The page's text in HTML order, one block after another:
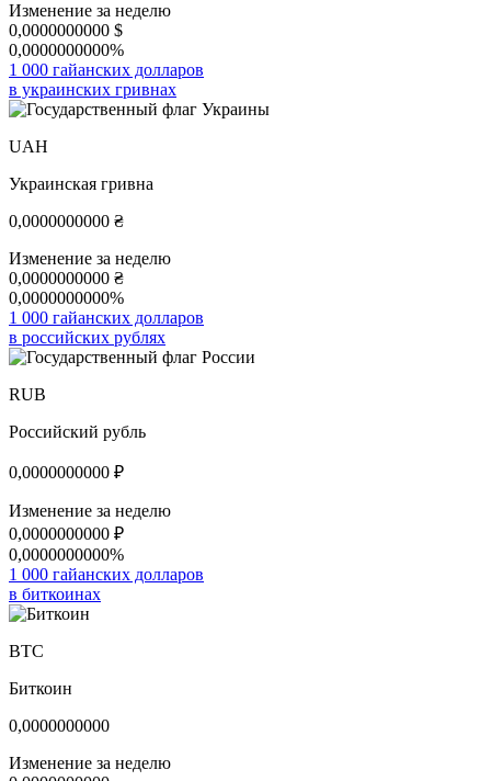
Изменение за неделю
0,0000000000 $
0,0000000000%
1 000 гайанских долларов
в украинских гривнах
UAH
Украинская гривна
0,0000000000 ₴
Изменение за неделю
0,0000000000 ₴
0,0000000000%
1 000 гайанских долларов
в российских рублях
RUB
Российский рубль
0,0000000000 ₽
Изменение за неделю
0,0000000000 ₽
0,0000000000%
1 000 гайанских долларов
в биткоинах
BTC
Биткоин
0,0000000000
Изменение за неделю